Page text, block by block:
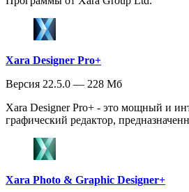
Xara Designer Pro+
Версия 22.5.0 — 228 Мб
Xara Designer Pro+ - это мощный и
графический редактор,
Xara Photo & Graphic Designer+